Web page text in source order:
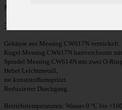
Menge:
3/4" Kugelhahn mit 2 x
Gehäuse aus Messing CW617N vernickelt.
Kugel Messing CW617N hartverchromt
Spindel Messing CW614N mit zwei O-
Hebel Leichtmetall,
rot kunststoffumspritzt.
Reduzierter Durchgang.
Betriebstemperaturen: Wasser 0 °C bis